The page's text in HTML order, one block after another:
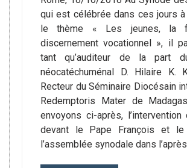
qui est célébrée dans ces jours
le thème « Les jeunes, la
discernement vocationnel », il
tant qu’auditeur de la part
néocatéchuménal D. Hilaire K.
Recteur du Séminaire Diocésain
Redemptoris Mater de
envoyons ci-après, l’intervention
devant le Pape François et
l’assemblée synodale dans